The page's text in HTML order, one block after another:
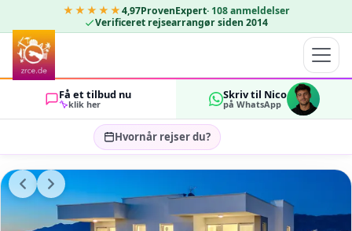
★★★★★4,97ProvenExpert· 108 anmeldelser
Verificeret rejsearrangør siden 2014
Få et tilbud nu
klik her
Skriv til Nico
på WhatsApp
Hvornår rejser du?
Vælg rejsedatoer…
GÆSTER
2 OK